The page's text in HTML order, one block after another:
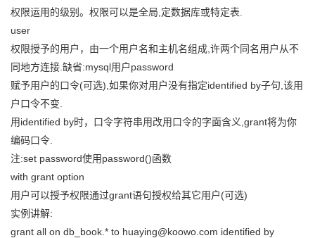
权限运用的级别。权限可以是全局,定数据库或特定表.
user
权限授予的用户，由一个用户名和主机名组成,许两个同名用户从不
同地方连接.缺省:mysql用户password
赋予用户的口令(可选),如果你对用户没有指定identified by子句,该用
户口令不变.
用identified by时，口令字符串用改用口令的字面含义,grant将为你
编码口令.
注:set password使用password()函数
with grant option
用户可以授予权限通过grant语句授权给其它用户(可选)
实例讲解:
grant all on db_book.* to huaying@koowo.com identified by